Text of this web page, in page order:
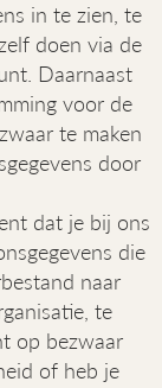
in te zien, te
doen via de
Daarnaast
voor de
te maken
door
dat je bij ons
die
naar
te
op bezwaar
of heb je